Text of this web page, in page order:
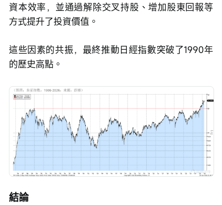
資本效率，並通過解除交叉持股、增加股東回報等
方式提升了投資價值。
這些因素的共振，最終推動日經指數突破了1990年
的歷史高點。
結論